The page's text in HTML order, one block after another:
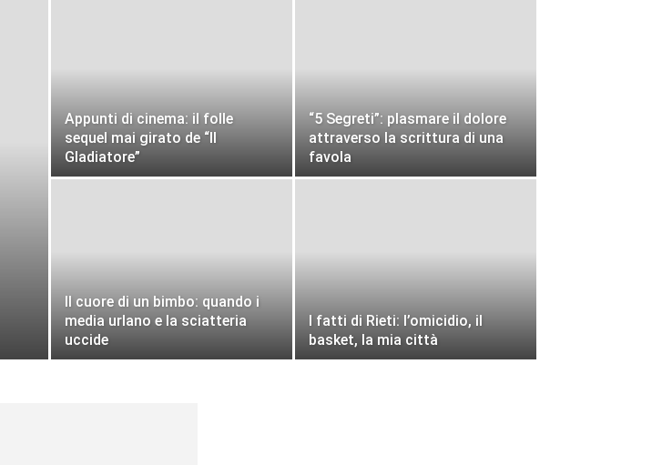
Appunti di cinema: il folle
sequel mai girato de “Il
Gladiatore”
“5 Segreti”: plasmare il dolore
attraverso la scrittura di una
favola
Il cuore di un bimbo: quando i
media urlano e la sciatteria
uccide
I fatti di Rieti: l’omicidio, il
basket, la mia città